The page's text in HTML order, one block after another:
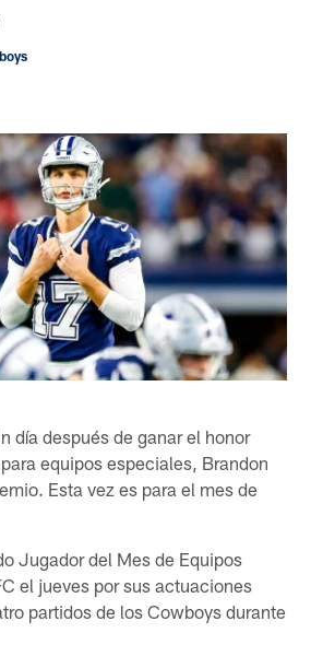
día después de ganar el honor
equipos especiales, Brandon
Esta vez es para el mes de
Jugador del Mes de Equipos
el jueves por sus actuaciones
partidos de los Cowboys durante